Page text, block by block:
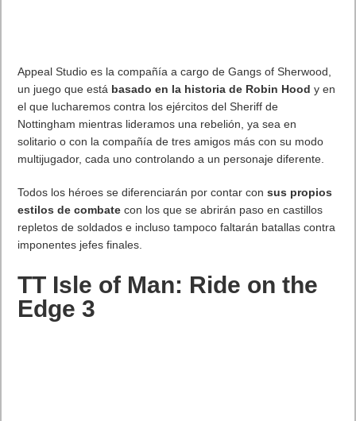
Appeal Studio es la compañía a cargo de Gangs of Sherwood,
un juego que está basado en la historia de Robin Hood y en
el que lucharemos contra los ejércitos del Sheriff de
Nottingham mientras lideramos una rebelión, ya sea en
solitario o con la compañía de tres amigos más con su modo
multijugador, cada uno controlando a un personaje diferente.
Todos los héroes se diferenciarán por contar consus propios
estilos de combate con los que se abrirán paso en castillos
repletos de soldados e incluso tampoco faltarán batallas contra
imponentes jefes finales.
TT Isle of Man: Ride on the
Edge 3